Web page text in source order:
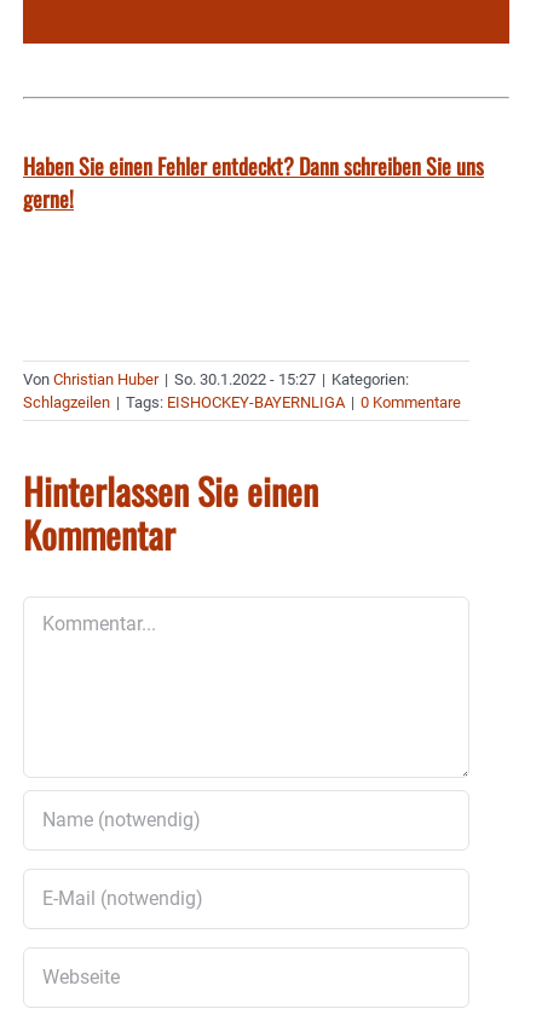
Haben Sie einen Fehler entdeckt? Dann schreiben Sie uns
gerne!
Von Christian Huber | So. 30.1.2022 - 15:27 | Kategorien:
Schlagzeilen | Tags: EISHOCKEY-BAYERNLIGA | 0 Kommentare
Hinterlassen Sie einen
Kommentar